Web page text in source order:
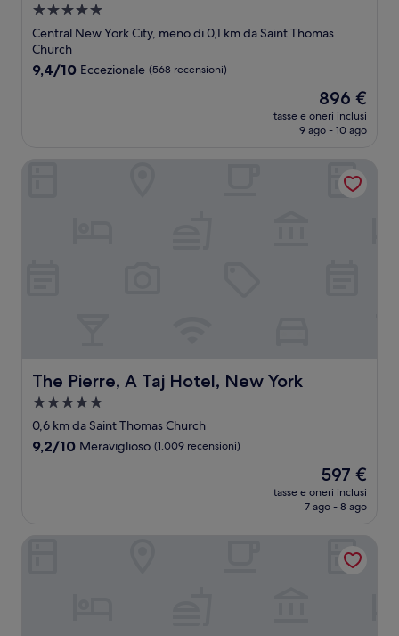
Struttura
a
5.0
stelle
Central New York City, meno di 0,1 km da Saint Thomas
Church
9.4
9,4/10 Eccezionale (568 recensioni)
Il
prezzo
attuale
896 €
896 €
tasse e oneri inclusi
9 ago - 10 ago
The Pierre, A Taj Hotel, New York
The Pierre, A Taj Hotel, New York
Struttura
a
5.0
0,6 km da Saint Thomas Church
9.2
9,2/10 Meraviglioso (1.009 recensioni)
Il
prezzo
attuale
597 €
597 €
tasse e oneri inclusi
7 ago - 8 ago
Residence Inn by Marriott New York Manhattan/Midtown